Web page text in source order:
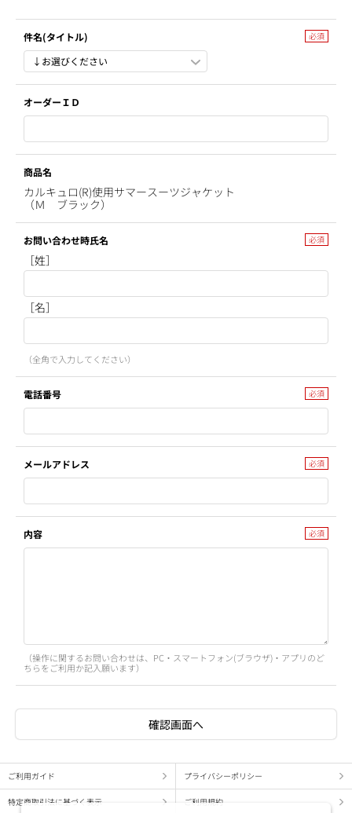
件名(タイトル)
オーダーＩＤ
商品名
カルキュロ(R)使用サマースーツジャケット
（Ｍ ブラック）
お問い合わせ時氏名
［姓］
［名］
（全角で入力してください）
電話番号
メールアドレス
内容
（操作に関するお問い合わせは、PC・スマートフォン(ブラウザ)・アプリのど
ちらをご利用か記入願います）
ご利用ガイド プライバシーポリシー
特定商取引法に基づく表示 ご利用規約